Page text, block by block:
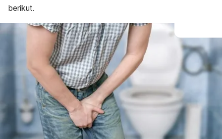
berikut.